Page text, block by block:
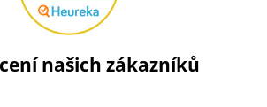
našich zákazníků